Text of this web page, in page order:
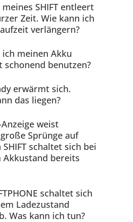
SHIFT entleert
Zeit. Wie kann ich
verlängern?
meinen Akku
schonend benutzen?
erwärmt sich.
das liegen?
weist
Sprünge auf
schaltet sich bei
Akkustand bereits
schaltet sich
Ladezustand
Was kann ich tun?